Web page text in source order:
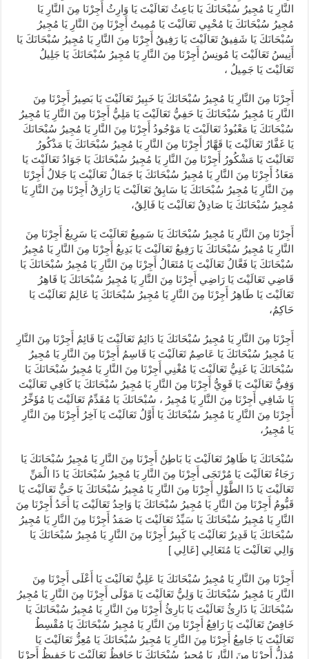
النَّارِ يَا مُجِيرُ سُبْحَانَكَ يَا بَاعِثُ تَعَالَيْتَ يَا وَارِثُ أَجِرْنَا مِنَ النَّارِ يَا
مُجِيرُ سُبْحَانَكَ يَا مُحْيِي تَعَالَيْتَ يَا مُمِيتُ أَجِرْنَا مِنَ النَّارِ يَا مُجِيرُ
سُبْحَانَكَ يَا شَفِيقُ تَعَالَيْتَ يَا رَفِيقُ أَجِرْنَا مِنَ النَّارِ يَا مُجِيرُ سُبْحَانَكَ يَا
أَنِيسُ تَعَالَيْتَ يَا مُونِسُ أَجِرْنَا مِنَ النَّارِ يَا مُجِيرُ سُبْحَانَكَ يَا جَلِيلُ
تَعَالَيْتَ يَا جَمِيلُ ،
أَجِرْنَا مِنَ النَّارِ يَا مُجِيرُ سُبْحَانَكَ يَا خَبِيرُ تَعَالَيْتَ يَا بَصِيرُ أَجِرْنَا مِنَ
النَّارِ يَا مُجِيرُ سُبْحَانَكَ يَا حَفِيُّ تَعَالَيْتَ يَا مَلِيُّ أَجِرْنَا مِنَ النَّارِ يَا مُجِيرُ
سُبْحَانَكَ يَا مَعْبُودُ تَعَالَيْتَ يَا مَوْجُودُ أَجِرْنَا مِنَ النَّارِ يَا مُجِيرُ سُبْحَانَكَ
يَا غَفَّارُ تَعَالَيْتَ يَا قَهَّارُ أَجِرْنَا مِنَ النَّارِ يَا مُجِيرُ سُبْحَانَكَ يَا مَذْكُورُ
تَعَالَيْتَ يَا مَشْكُورُ أَجِرْنَا مِنَ النَّارِ يَا مُجِيرُ سُبْحَانَكَ يَا جَوَادُ تَعَالَيْتَ يَا
مَعَاذُ أَجِرْنَا مِنَ النَّارِ يَا مُجِيرُ سُبْحَانَكَ يَا جَمَالُ تَعَالَيْتَ يَا جَلالُ أَجِرْنَا
مِنَ النَّارِ يَا مُجِيرُ سُبْحَانَكَ يَا سَابِقُ تَعَالَيْتَ يَا رَازِقُ أَجِرْنَا مِنَ النَّارِ يَا
مُجِيرُ سُبْحَانَكَ يَا صَادِقُ تَعَالَيْتَ يَا فَالِقُ،
أَجِرْنَا مِنَ النَّارِ يَا مُجِيرُ سُبْحَانَكَ يَا سَمِيعُ تَعَالَيْتَ يَا سَرِيعُ أَجِرْنَا مِنَ
النَّارِ يَا مُجِيرُ سُبْحَانَكَ يَا رَفِيعُ تَعَالَيْتَ يَا بَدِيعُ أَجِرْنَا مِنَ النَّارِ يَا مُجِيرُ
سُبْحَانَكَ يَا فَعَّالُ تَعَالَيْتَ يَا مُتَعَالُ أَجِرْنَا مِنَ النَّارِ يَا مُجِيرُ سُبْحَانَكَ يَا
قَاضِي تَعَالَيْتَ يَا رَاضِي أَجِرْنَا مِنَ النَّارِ يَا مُجِيرُ سُبْحَانَكَ يَا قَاهِرُ
تَعَالَيْتَ يَا طَاهِرُ أَجِرْنَا مِنَ النَّارِ يَا مُجِيرُ سُبْحَانَكَ يَا عَالِمُ تَعَالَيْتَ يَا
حَاكِمُ،
أَجِرْنَا مِنَ النَّارِ يَا مُجِيرُ سُبْحَانَكَ يَا دَائِمُ تَعَالَيْتَ يَا قَائِمُ أَجِرْنَا مِنَ النَّارِ
يَا مُجِيرُ سُبْحَانَكَ يَا عَاصِمُ تَعَالَيْتَ يَا قَاسِمُ أَجِرْنَا مِنَ النَّارِ يَا مُجِيرُ
سُبْحَانَكَ يَا غَنِيُّ تَعَالَيْتَ يَا مُغْنِي أَجِرْنَا مِنَ النَّارِ يَا مُجِيرُ سُبْحَانَكَ يَا
وَفِيُّ تَعَالَيْتَ يَا قَوِيُّ أَجِرْنَا مِنَ النَّارِ يَا مُجِيرُ سُبْحَانَكَ يَا كَافِي تَعَالَيْتَ
يَا شَافِي أَجِرْنَا مِنَ النَّارِ يَا مُجِيرُ ، سُبْحَانَكَ يَا مُقَدِّمُ تَعَالَيْتَ يَا مُؤَخِّرُ
أَجِرْنَا مِنَ النَّارِ يَا مُجِيرُ سُبْحَانَكَ يَا أَوَّلُ تَعَالَيْتَ يَا آخِرُ أَجِرْنَا مِنَ النَّارِ
يَا مُجِيرُ،
سُبْحَانَكَ يَا ظَاهِرُ تَعَالَيْتَ يَا بَاطِنُ أَجِرْنَا مِنَ النَّارِ يَا مُجِيرُ سُبْحَانَكَ يَا
رَجَاءُ تَعَالَيْتَ يَا مُرْتَجَى أَجِرْنَا مِنَ النَّارِ يَا مُجِيرُ سُبْحَانَكَ يَا ذَا الْمَنِّ
تَعَالَيْتَ يَا ذَا الطَّوْلِ أَجِرْنَا مِنَ النَّارِ يَا مُجِيرُ سُبْحَانَكَ يَا حَيُّ تَعَالَيْتَ يَا
قَيُّومُ أَجِرْنَا مِنَ النَّارِ يَا مُجِيرُ سُبْحَانَكَ يَا وَاحِدُ تَعَالَيْتَ يَا أَحَدُ أَجِرْنَا مِنَ
النَّارِ يَا مُجِيرُ سُبْحَانَكَ يَا سَيِّدُ تَعَالَيْتَ يَا صَمَدُ أَجِرْنَا مِنَ النَّارِ يَا مُجِيرُ
سُبْحَانَكَ يَا قَدِيرُ تَعَالَيْتَ يَا كَبِيرُ أَجِرْنَا مِنَ النَّارِ يَا مُجِيرُ سُبْحَانَكَ يَا
وَالِي تَعَالَيْتَ يَا مُتَعَالِي [عَالِي ]
أَجِرْنَا مِنَ النَّارِ يَا مُجِيرُ سُبْحَانَكَ يَا عَلِيُّ تَعَالَيْتَ يَا أَعْلَى أَجِرْنَا مِنَ
النَّارِ يَا مُجِيرُ سُبْحَانَكَ يَا وَلِيُّ تَعَالَيْتَ يَا مَوْلَى أَجِرْنَا مِنَ النَّارِ يَا مُجِيرُ
سُبْحَانَكَ يَا ذَارِئُ تَعَالَيْتَ يَا بَارِئُ أَجِرْنَا مِنَ النَّارِ يَا مُجِيرُ سُبْحَانَكَ يَا
خَافِضُ تَعَالَيْتَ يَا رَافِعُ أَجِرْنَا مِنَ النَّارِ يَا مُجِيرُ سُبْحَانَكَ يَا مُقْسِطُ
تَعَالَيْتَ يَا جَامِعُ أَجِرْنَا مِنَ النَّارِ يَا مُجِيرُ سُبْحَانَكَ يَا مُعِزُّ تَعَالَيْتَ يَا
مُذِلُّ أَجِرْنَا مِنَ النَّارِ يَا مُجِيرُ سُبْحَانَكَ يَا حَافِظُ تَعَالَيْتَ يَا حَفِيظُ أَجِرْنَا